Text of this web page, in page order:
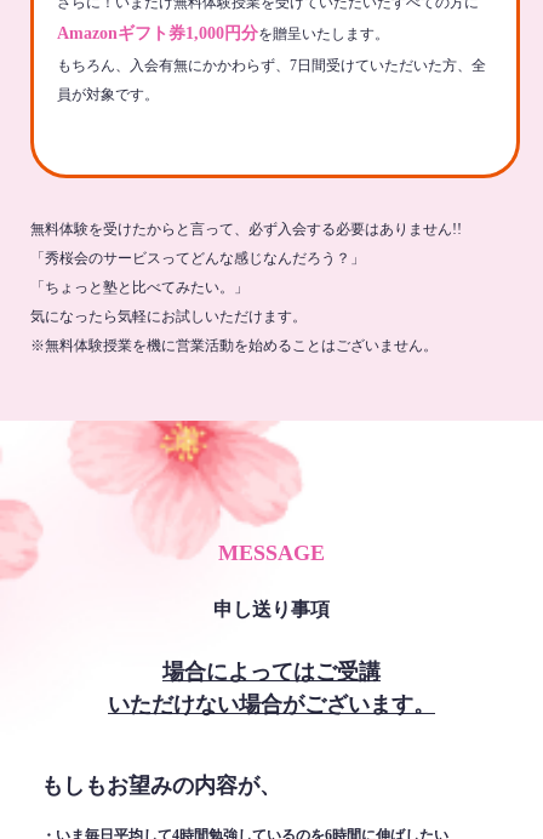
Amazonギフト券1,000円分を贈呈いたします。
もちろん、入会有無にかかわらず、7日間受けていただいた方、全
員が対象です。
無料体験を受けたからと言って、必ず入会する必要はありません!!
「秀桜会のサービスってどんな感じなんだろう？」
「ちょっと塾と比べてみたい。」
気になったら気軽にお試しいただけます。
※無料体験授業を機に営業活動を始めることはございません。
MESSAGE
申し送り事項
場合によってはご受講
いただけない場合がございます。
もしもお望みの内容が、
・いま毎日平均して4時間勉強しているのを6時間に伸ばしたい